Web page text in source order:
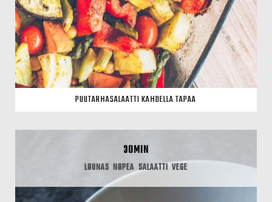
PUUTARHASALAATTI KAHDELLA TAPAA
30MIN
LOUNAS NOPEA SALAATTI VEGE